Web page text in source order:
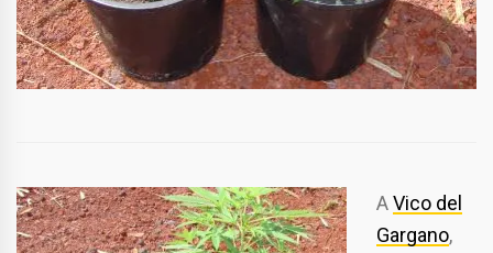
AVico del
Gargano,